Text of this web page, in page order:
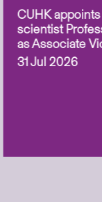
CUHK
scientist
as Associate
31 Jul 2026